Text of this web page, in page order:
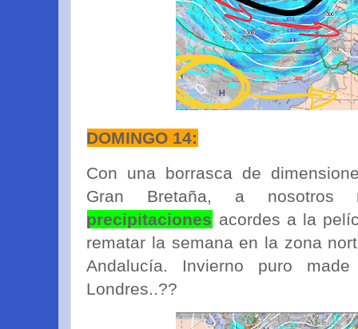
DOMINGO 14:
Con una borrasca de
Gran Bretaña, a
precipitaciones acordes a la
rematar la semana en la zona
Andalucía. Invierno puro
Londres..??